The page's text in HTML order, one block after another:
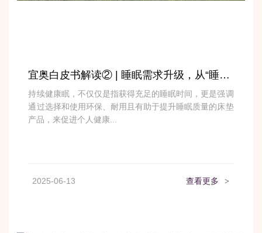
宜奥白皮书解读② | 睡眠需求升级，从“睡得着”迈向“持续健康眠”
持续健康眠，不仅仅是指获得充足的睡眠时间，更是强调
通过选择和使用环保、耐用且有助于提升睡眠质量的床垫
产品，来促进个人健康...
2025-06-13 查看更多 >